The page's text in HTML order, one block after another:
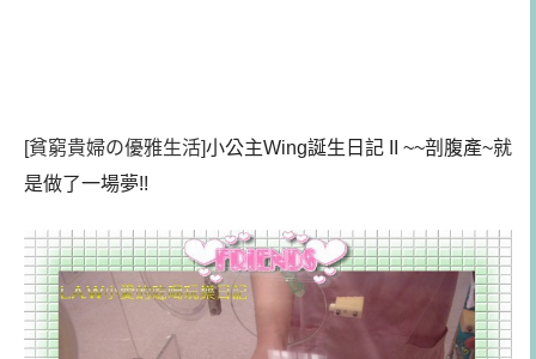
[貧窮貴婦の優雅生活]小公主Wing誕生日記 II ~~剖腹產~就
是做了一場夢!!